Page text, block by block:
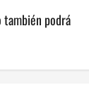
también podrá